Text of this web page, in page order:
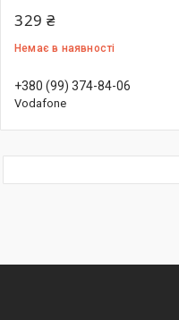
329 ₴
Немає в наявності
+380 (99) 374-84-06
Vodafone